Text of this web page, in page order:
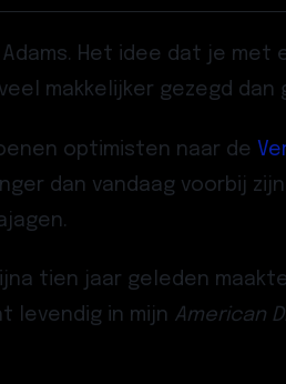
Het idee dat je
makkelijker gezegd dan
optimisten naar de
dan vandaag voorbij
tien jaar geleden
levendig in mijn American